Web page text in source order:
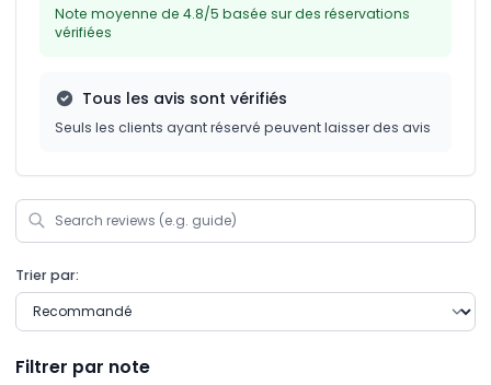
Note moyenne de 4.8/5 basée sur des réservations
vérifiées
Tous les avis sont vérifiés
Seuls les clients ayant réservé peuvent laisser des avis
Trier par:
Filtrer par note